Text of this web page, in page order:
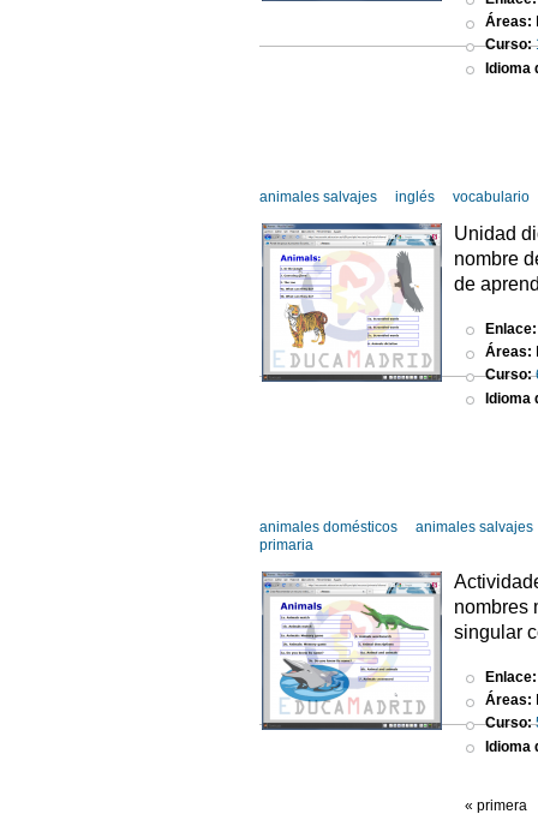
Áreas:
Curso:
Idioma
animales salvajes inglés vocabulario
Unidad
nombre
de
Áreas:
Curso:
Idioma
animales domésticos
animales salvajes
primaria
nombres
singular
Áreas:
Curso:
Idioma
« primera